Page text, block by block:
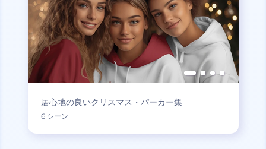
居心地の良いクリスマス・パーカー集
6 シーン